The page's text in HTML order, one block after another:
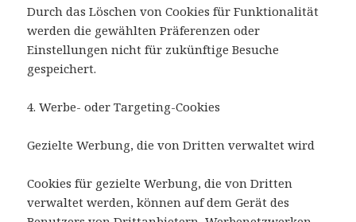
Durch das Löschen von Cookies für Funktionalität
werden die gewählten Präferenzen oder
Einstellungen nicht für zukünftige Besuche
gespeichert.
4. Werbe- oder Targeting-Cookies
Gezielte Werbung, die von Dritten verwaltet wird
Cookies für gezielte Werbung, die von Dritten
verwaltet werden, können auf dem Gerät des